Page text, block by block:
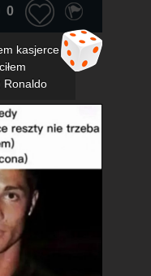
0
kasjerce
Ronaldo